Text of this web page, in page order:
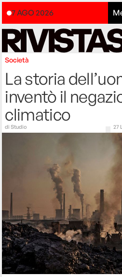
7 AGO 2026
Società
La storia
inventò il
climatico
diStudio 27